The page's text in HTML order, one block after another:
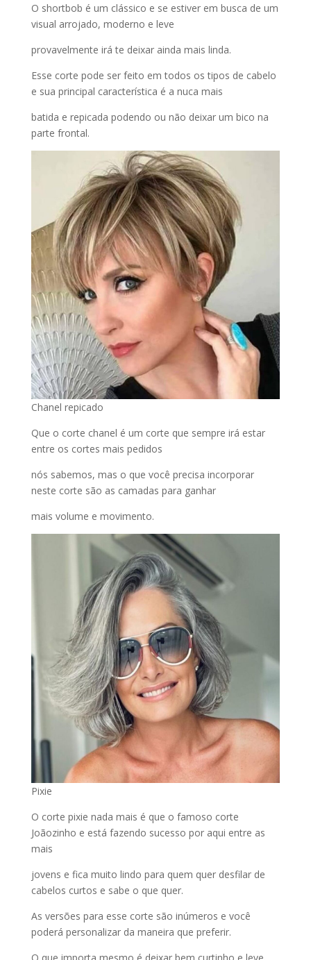
O shortbob é um clássico e se estiver em busca de um
visual arrojado, moderno e leve
provavelmente irá te deixar ainda mais linda.
Esse corte pode ser feito em todos os tipos de cabelo
e sua principal característica é a nuca mais
batida e repicada podendo ou não deixar um bico na
parte frontal.
Chanel repicado
Que o corte chanel é um corte que sempre irá estar
entre os cortes mais pedidos
nós sabemos, mas o que você precisa incorporar
neste corte são as camadas para ganhar
mais volume e movimento.
Pixie
O corte pixie nada mais é que o famoso corte
Joãozinho e está fazendo sucesso por aqui entre as
mais
jovens e fica muito lindo para quem quer desfilar de
cabelos curtos e sabe o que quer.
As versões para esse corte são inúmeros e você
poderá personalizar da maneira que preferir.
O que importa mesmo é deixar bem curtinho e leve.